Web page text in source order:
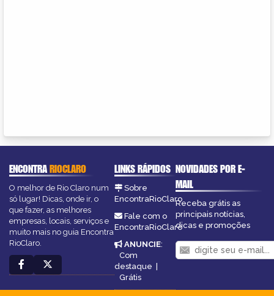
ENCONTRARIOCLARO
O melhor de Rio Claro num
só lugar! Dicas, onde ir, o
que fazer, as melhores
empresas, locais, serviços e
muito mais no guia Encontra
RioClaro.
LINKS RÁPIDOS
Sobre
EncontraRioClaro
Fale com o
EncontraRioClaro
ANUNCIE:
Com
destaque
Grátis
NOVIDADES POR E-
MAIL
Receba grátis as
principais notícias,
dicas e promoções